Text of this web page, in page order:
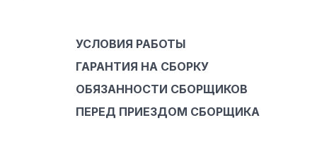
УСЛОВИЯ РАБОТЫ
ГАРАНТИЯ НА СБОРКУ
ОБЯЗАННОСТИ СБОРЩИКОВ
ПЕРЕД ПРИЕЗДОМ СБОРЩИКА